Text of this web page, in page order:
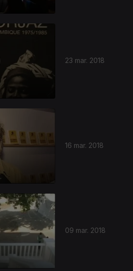
23 mar. 2018
16 mar. 2018
09 mar. 2018